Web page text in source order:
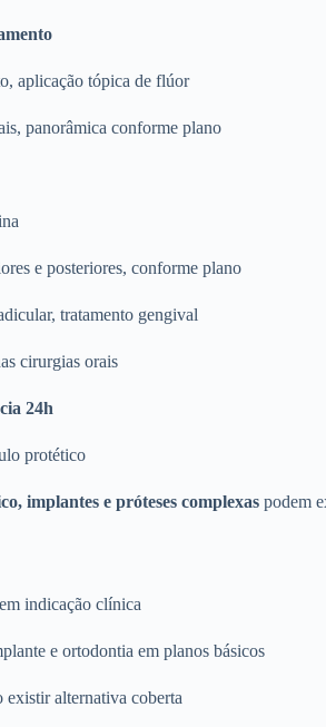
aplicação tópica de flúor
panorâmica conforme plano
e posteriores, conforme plano
tratamento gengival
cirurgias orais
24h
protético
implantes e próteses complexas podem
indicação clínica
e ortodontia em planos básicos
existir alternativa coberta